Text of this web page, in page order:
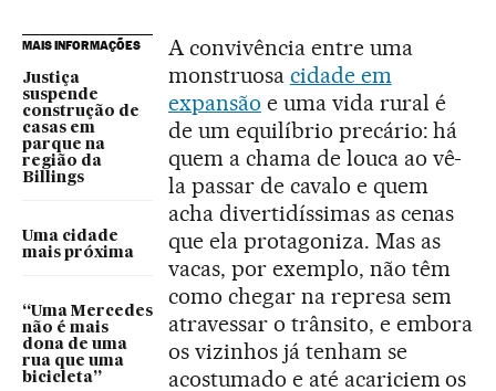
MAIS INFORMAÇÕES
Justiça
suspende
construção de
casas em
parque na
região da
Billings
Uma cidade
mais próxima
“Uma Mercedes
não é mais
dona de uma
rua que uma
bicicleta”
A convivência entre uma
monstruosa cidade em
expansão e uma vida rural é
de um equilíbrio precário: há
quem a chama de louca ao vê-
la passar de cavalo e quem
acha divertidíssimas as cenas
que ela protagoniza. Mas as
vacas, por exemplo, não têm
como chegar na represa sem
atravessar o trânsito, e embora
os vizinhos já tenham se
acostumado e até acariciem os